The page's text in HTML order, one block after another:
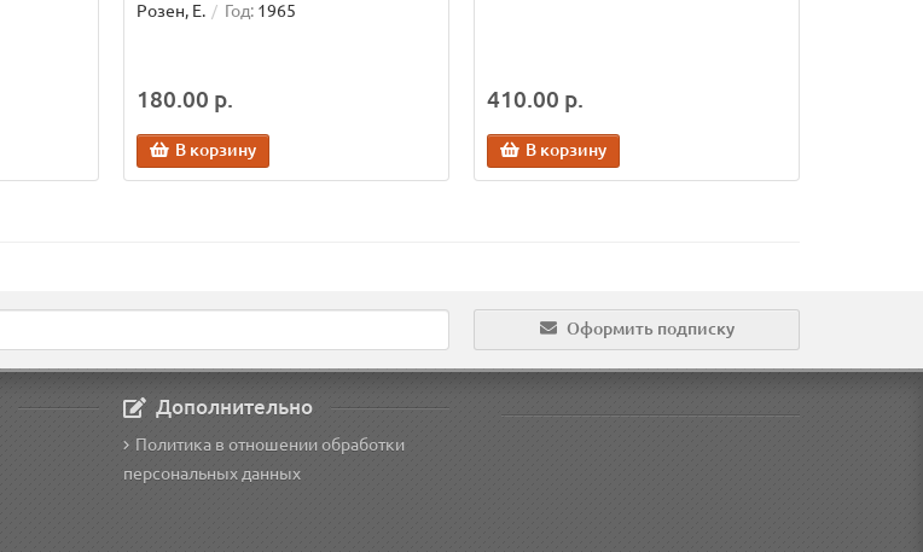
Розен, Е.
Год: 1965
180.00 р.
В корзину
410.00 р.
В корзину
Оформить подписку
Дополнительно
Политика в отношении обработки
персональных данных